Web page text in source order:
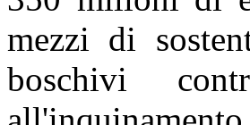
mezzi di
boschivi